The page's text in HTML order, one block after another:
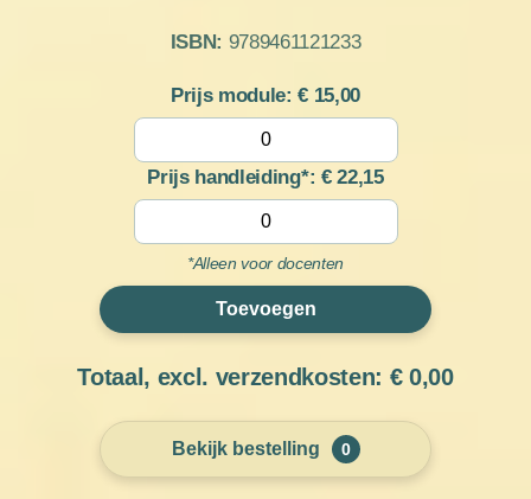
ISBN: 9789461121233
Prijs module: € 15,00
Prijs handleiding*: €22,15
*Alleen voor docenten
Toevoegen
Totaal, excl. verzendkosten: €0,00
Bekijk bestelling 0